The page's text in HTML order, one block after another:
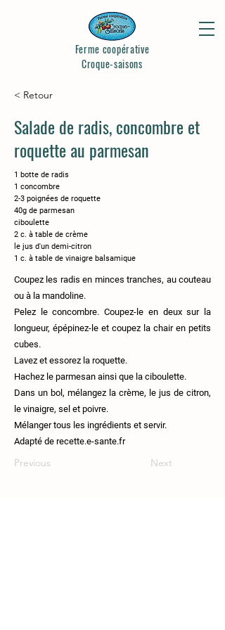
Ferme coopérative
Croque-saisons
< Retour
Salade de radis, concombre et
roquette au parmesan
1 botte de radis
1 concombre
2-3 poignées de roquette
40g de parmesan
ciboulette
2 c. à table de crème
le jus d'un demi-citron
1 c. à table de vinaigre balsamique
Coupez les radis en minces tranches, au couteau
ou à la mandoline.
Pelez le concombre. Coupez-le en deux sur la
longueur, épépinez-le et coupez la chair en petits
cubes.
Lavez et essorez la roquette.
Hachez le parmesan ainsi que la ciboulette.
Dans un bol, mélangez la crème, le jus de citron,
le vinaigre, sel et poivre.
Mélanger tous les ingrédients et servir.
Adapté de recette.e-sante.fr
Previous Next